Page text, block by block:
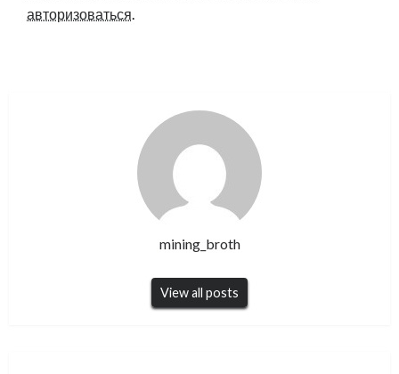
авторизоваться.
mining_broth
View all posts